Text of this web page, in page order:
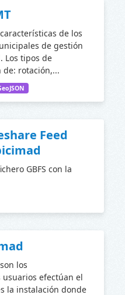
de los
de gestión
Los tipos de
de: rotación,...
Feed
GBFS con la
los
efectúan el
la instalación donde